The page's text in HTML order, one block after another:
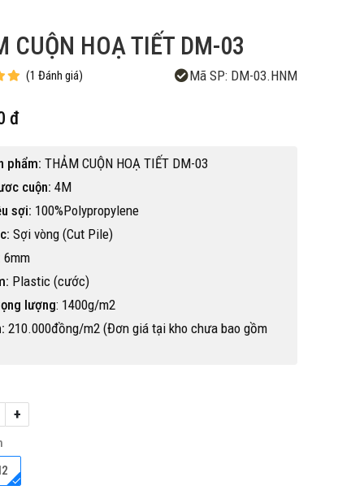
CUỘN HOẠ TIẾT DM-03
(1 Đánh giá) Mã SP: DM-03.HNM
đ
phẩm: THẢM CUỘN HOẠ TIẾT DM-03
cuộn: 4M
sợi: 100%Polypropylene
Sợi vòng (Cut Pile)
6mm
Plastic (cước)
lượng: 1400g/m2
210.000đồng/m2 (Đơn giá tại kho chưa bao gồm
+